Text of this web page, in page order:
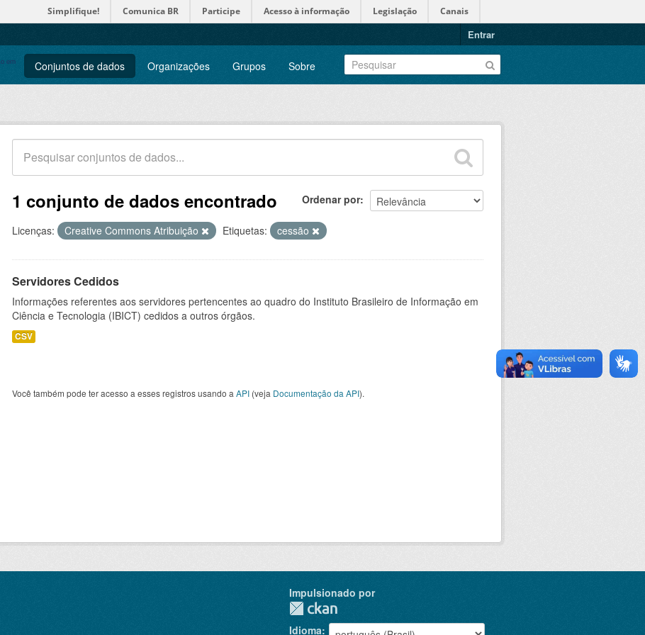
Simplifique! Comunica BR Participe Acesso à informação Legislação Canais
Entrar
Conjuntos de dados Organizações Grupos Sobre
Ordenar por
1 conjunto de dados encontrado
Licenças: Creative Commons Atribuição Etiquetas: cessão
Servidores Cedidos
Informações referentes aos servidores pertencentes ao quadro do Instituto Brasileiro de Informação em
Ciência e Tecnologia (IBICT) cedidos a outros órgãos.
CSV
Você também pode ter acesso a esses registros usando a API (veja Documentação da API).
Impulsionado por
Idioma